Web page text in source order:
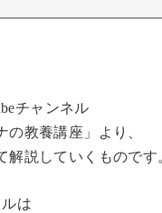
チャンネル
の教養講座」より、
解説していくものです
は